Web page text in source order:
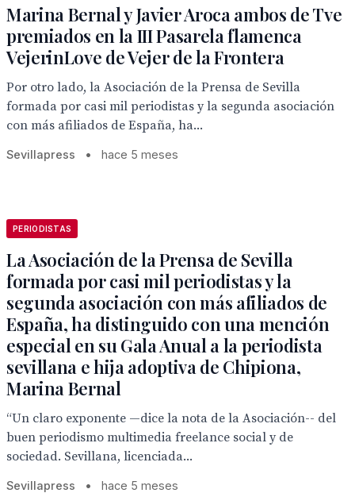
Marina Bernal y Javier Aroca ambos de Tve
premiados en la III Pasarela flamenca
VejerinLove de Vejer de la Frontera
Por otro lado, la Asociación de la Prensa de Sevilla
formada por casi mil periodistas y la segunda asociación
con más afiliados de España, ha...
Sevillapress • hace 5 meses
PERIODISTAS
La Asociación de la Prensa de Sevilla
formada por casi mil periodistas y la
segunda asociación con más afiliados de
España, ha distinguido con una mención
especial en su Gala Anual a la periodista
sevillana e hija adoptiva de Chipiona,
Marina Bernal
“Un claro exponente —dice la nota de la Asociación-- del
buen periodismo multimedia freelance social y de
sociedad. Sevillana, licenciada...
Sevillapress • hace 5 meses